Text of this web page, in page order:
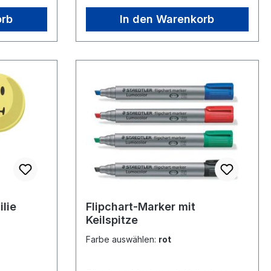
In den Warenkorb
Flipchart-Marker mit
Keilspitze
Farbe auswählen: rot